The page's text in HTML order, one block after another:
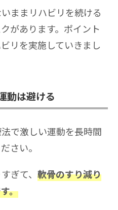
ままリハビリを続ける
があります。ポイント
リを実施していきまし
動は避ける
で激しい運動を長時間
さい。
ぎて、 軟骨のすり減り
。